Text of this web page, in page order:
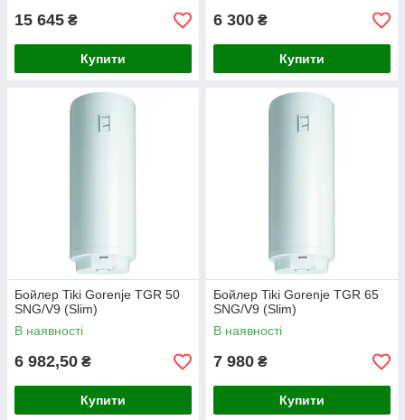
15 645 ₴
Купити
6 300 ₴
Купити
Бойлер Tiki Gorenje TGR 50
SNG/V9 (Slim)
В наявності
6 982,50 ₴
Купити
Бойлер Tiki Gorenje TGR 65
SNG/V9 (Slim)
В наявності
7 980 ₴
Купити